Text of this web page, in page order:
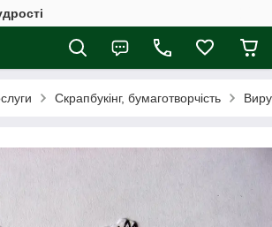
Скрапбукінг, бумаготворчість